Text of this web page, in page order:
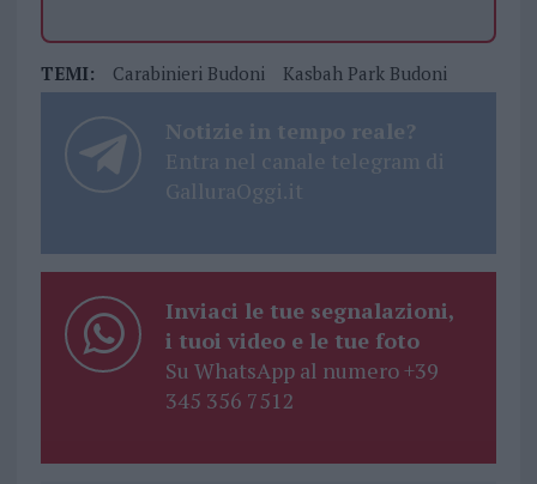
TEMI: Carabinieri Budoni Kasbah Park Budoni
Notizie in tempo reale?
Entra nel canale telegram di
GalluraOggi.it
Inviaci le tue segnalazioni,
i tuoi video e le tue foto
Su WhatsApp al numero +39
345 356 7512